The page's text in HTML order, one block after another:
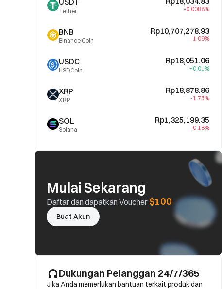
USDT
Tether -0.0088%
BNB
Binance Coin
Rp10,707,278.93
-1.09%
USDC
USDCoin
Rp18,051.06
+0.01%
XRP
XRP
Rp18,878.86
-1.75%
SOL
Solana
Rp1,325,199.35
-0.18%
Mulai Sekarang
Daftar dan dapatkan Voucher$100
Buat Akun
Dukungan Pelanggan 24/7/365
Jika Anda memerlukan bantuan terkait produk dan